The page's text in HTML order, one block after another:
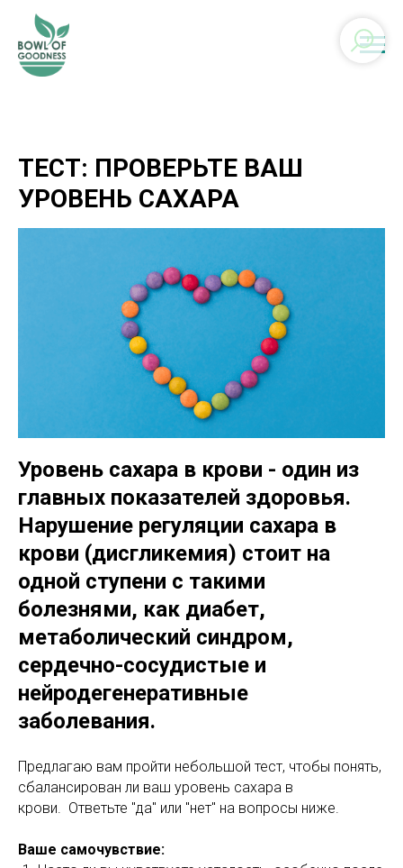
ТЕСТ: ПРОВЕРЬТЕ ВАШ
УРОВЕНЬ САХАРА
Уровень сахара в крови - один из
главных показателей здоровья.
Нарушение регуляции сахара в
крови (дисгликемия) стоит на
одной ступени с такими
болезнями, как диабет,
метаболический синдром,
сердечно-сосудистые и
нейродегенеративные
заболевания.
Предлагаю вам пройти небольшой тест, чтобы понять,
сбалансирован ли ваш уровень сахара в
крови. Ответьте "да" или "нет" на вопросы ниже.
Ваше самочувствие: